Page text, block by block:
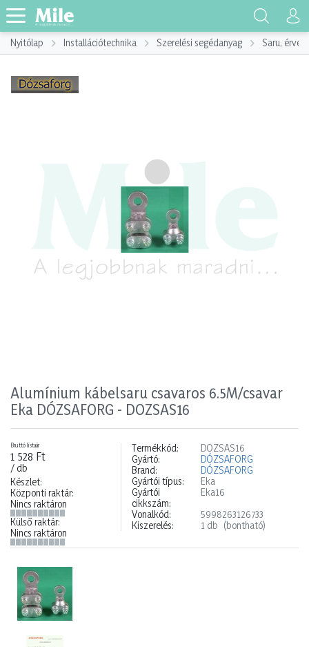
Nyitólap Installációtechnika Szerelési segédanyag Saru,
Alumínium kábelsaru csavaros 6.5M/csavar
Eka DÓZSAFORG - DOZSAS16
Bruttó listaár
1 528 Ft
/ db
Készlet:
Központi raktár:
Nincs raktáron
Külső raktár:
Nincs raktáron
Termékkód:
DOZSAS16
Gyártó:
DÓZSAFORG
Brand:
DÓZSAFORG
Gyártói típus:
Eka
Gyártói
cikkszám:
Eka16
Vonalkód:
5998263126733
Kiszerelés:
1 db (bontható)